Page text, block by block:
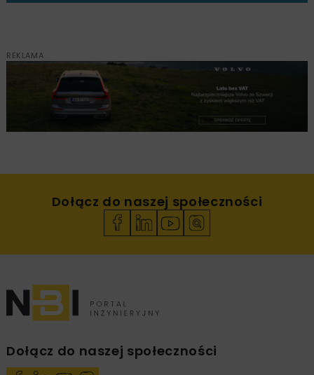
REKLAMA
Dołącz do naszej społeczności
Dołącz do naszej społeczności